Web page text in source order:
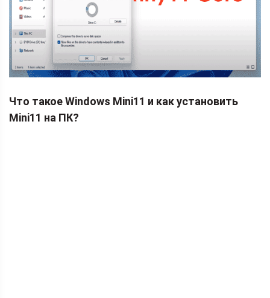
Что такое Windows Mini11 и как установить
Mini11 на ПК?